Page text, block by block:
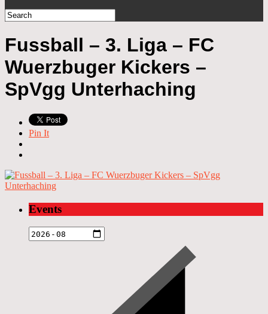
Fussball – 3. Liga – FC
Wuerzbuger Kickers –
SpVgg Unterhaching
Pin It
Events